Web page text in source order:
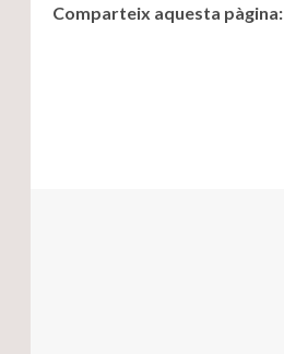
Comparteix aquesta pàgina: